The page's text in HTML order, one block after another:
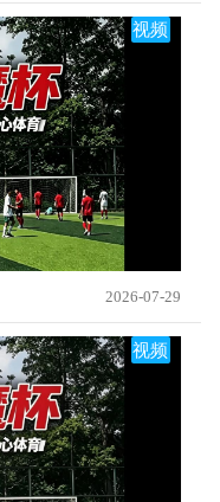
视频
2026-07-29
视频